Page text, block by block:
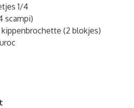
1/4
scampi)
(2 blokjes)